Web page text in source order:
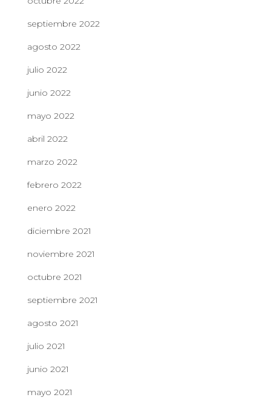
septiembre 2022
agosto 2022
julio 2022
junio 2022
mayo 2022
abril 2022
marzo 2022
febrero 2022
enero 2022
diciembre 2021
noviembre 2021
octubre 2021
septiembre 2021
agosto 2021
julio 2021
junio 2021
mayo 2021